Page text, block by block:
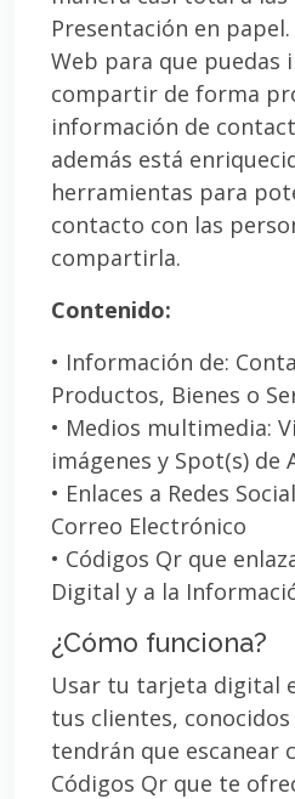
Presentación en
Web para que puedas
compartir de forma
información de
además está
herramientas para
contacto con las
compartirla.
Contenido:
• Información de:
Productos, Bienes o
• Medios multimedia:
imágenes y Spot(s) de
• Enlaces a Redes
Correo Electrónico
• Códigos Qr que
Digital y a la
¿Cómo funciona?
Usar tu tarjeta digital
tus clientes,
tendrán que escanear
Códigos Qr que te